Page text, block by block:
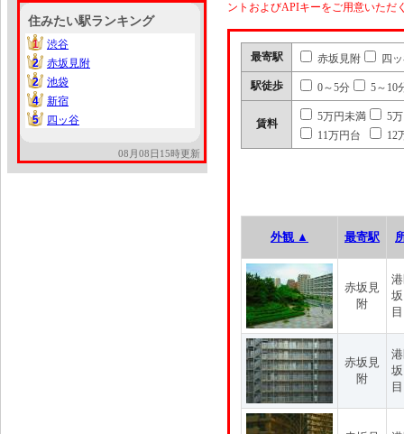
住みたい駅ランキング
1
1
渋谷
2
2
赤坂見附
2
2
池袋
4
4
新宿
5
5 四ッ谷
08月08日15時更新
ントおよびAPIキーをご用意いただ
最寄駅 赤坂見附 四
駅徒歩 0～5分 5～10
賃料
5万円未満
5
11万円台
12
外観 ▲ 最寄駅
赤坂見
附
目
赤坂見
附
目